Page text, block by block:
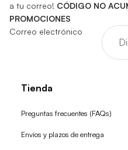
a tu correo! CÓDIGO NO
PROMOCIONES
Correo electrónico
Tienda
Preguntas frecuentes (FAQs)
Envíos y plazos de entrega